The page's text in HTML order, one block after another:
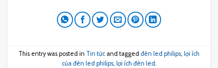
This entry was posted in Tin tức and tagged đèn led philips, lợi ích
của đèn led philips, lợi ích đèn led.